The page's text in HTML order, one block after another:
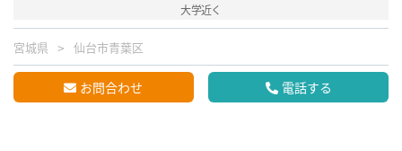
大学近く
宮城県 仙台市青葉区
お問合わせ 電話する